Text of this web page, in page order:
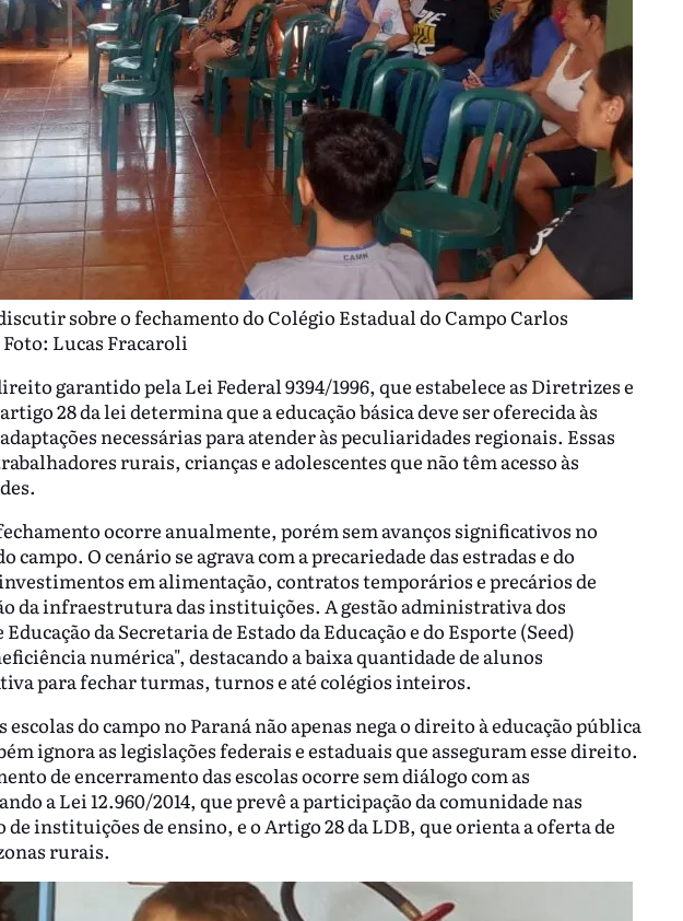
sobre o fechamento do Colégio Estadual do Campo Carlos
Lucas Fracaroli
garantido pela Lei Federal 9394/1996, que estabelece as Diretrizes e
28 da lei determina que a educação básica deve ser oferecida às
necessárias para atender às peculiaridades regionais. Essas
rurais, crianças e adolescentes que não têm acesso às
ocorre anualmente, porém sem avanços significativos no
campo. O cenário se agrava com a precariedade das estradas e do
em alimentação, contratos temporários e precários de
da infraestrutura das instituições. A gestão administrativa dos
da Secretaria de Estado da Educação e do Esporte (Seed)
numérica", destacando a baixa quantidade de alunos
para fechar turmas, turnos e até colégios inteiros.
do campo no Paraná não apenas nega o direito à educação pública
ignora as legislações federais e estaduais que asseguram esse direito.
de encerramento das escolas ocorre sem diálogo com as
a Lei 12.960/2014, que prevê a participação da comunidade nas
de instituições de ensino, e o Artigo 28 da LDB, que orienta a oferta de
rurais.